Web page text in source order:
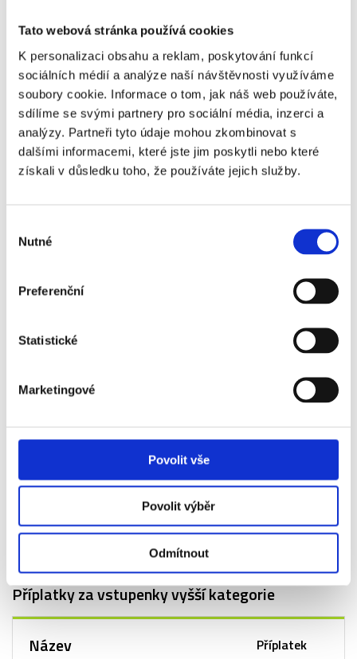
Tato webová stránka používá cookies
K personalizaci obsahu a reklam, poskytování funkcí
sociálních médií a analýze naší návštěvnosti využíváme
soubory cookie. Informace o tom, jak náš web používáte,
sdílíme se svými partnery pro sociální média, inzerci a
analýzy. Partneři tyto údaje mohou zkombinovat s
dalšími informacemi, které jste jim poskytli nebo které
získali v důsledku toho, že používáte jejich služby.
souhlasu
Nutné
Preferenční
Statistické
Marketingové
Povolit vše
Povolit výběr
Odmítnout
ATP & WTA ROME MASTERS -
tenisový turnaj ATP (spadá do kategorie Masters 1000) a WTA
Tour (spadá do kategorie WTA Premier) - tedy budete mít
možnost spatřit nejen ty nejlepší tenisty, ale také tenistky
Jedná se o generálkou na pařížský antukový Grandslam French
Open. Turnaj představuje Mezinárodní mistrovství Itálie v tenise
Příplatky za vstupenky vyšší kategorie
Název Příplatek